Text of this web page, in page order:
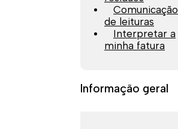
Comunicação
de leituras
Interpretar a
minha fatura
Informação geral